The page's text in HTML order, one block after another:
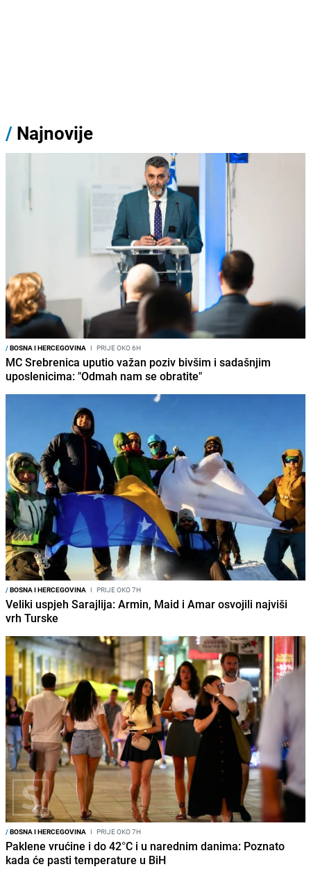
/ Najnovije
/BOSNA I HERCEGOVINA I PRIJE OKO 6H
MC Srebrenica uputio važan poziv bivšim i sadašnjim
uposlenicima: "Odmah nam se obratite"
/BOSNA I HERCEGOVINA I PRIJE OKO 7H
Veliki uspjeh Sarajlija: Armin, Maid i Amar osvojili najviši
vrh Turske
/BOSNA I HERCEGOVINA I PRIJE OKO 7H
Paklene vrućine i do 42°C i u narednim danima: Poznato
kada će pasti temperature u BiH